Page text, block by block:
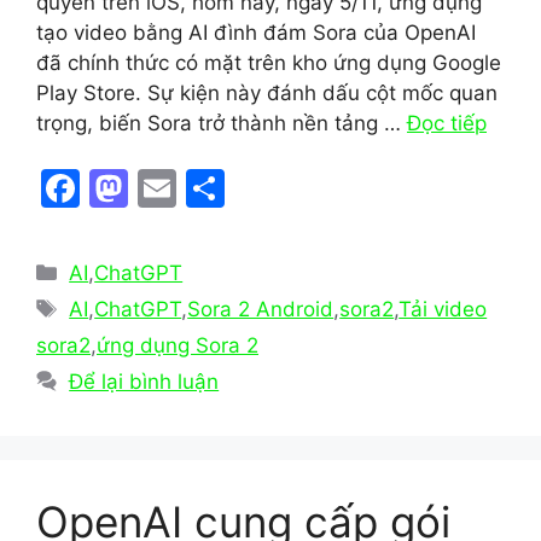
tạo video bằng AI đình đám Sora của OpenAI
đã chính thức có mặt trên kho ứng dụng Google
Play Store. Sự kiện này đánh dấu cột mốc quan
trọng, biến Sora trở thành nền tảng …Đọc tiếp
F
c
e
b
o
M
st
o
d
o
E
ai
l
e
Danh
mục
AI,ChatGPT
Thẻ
AI,ChatGPT,Sora 2 Android,sora2,Tải video
sora2,ứng dụng Sora 2
Để lại bình luận
OpenAI cung cấp gói